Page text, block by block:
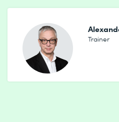
Trainer